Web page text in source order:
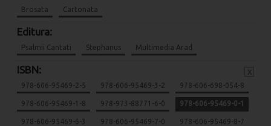
Brosata Cartonata
Editura:
Psalmii Cantati Stephanus Multimedia Arad
ISBN:
978-606-95469-2-5 978-606-95469-3-2 978-606-698-054-8
978-606-95469-1-8 978-973-88771-6-0 978-606-95469-0-1
978-606-95469-6-3 978-606-95469-7-0 978-606-95469-8-7